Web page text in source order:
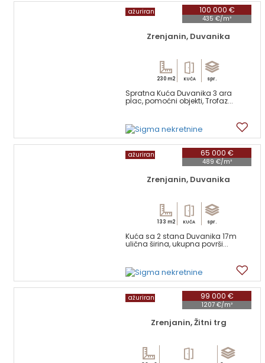
100 000 €
435 €/m²
ažuriran
Zrenjanin, Duvanika
230 m2 KUĆA spr.
Spratna Kuća Duvanika 3 ara
plac, pomoćni objekti, Trofaz...
65 000 €
489 €/m²
ažuriran
Zrenjanin, Duvanika
133 m2 KUĆA spr.
Kuća sa 2 stana Duvanika 17m
ulična širina, ukupna površi...
99 000 €
1207 €/m²
ažuriran
Zrenjanin, Žitni trg